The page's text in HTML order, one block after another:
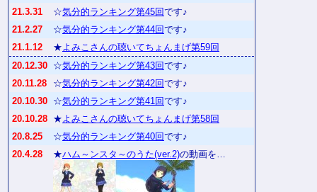
21.3.31
☆気分的ランキング第45回です♪
21.2.27
☆気分的ランキング第44回です♪
21.1.12
★よみこさんの聴いてちょんまげ第59回
20.12.30 ☆気分的ランキング第43回です♪
20.11.28
☆気分的ランキング第42回です♪
20.10.30 ☆気分的ランキング第41回です♪
20.10.28 ★よみこさんの聴いてちょんまげ第58回
20.8.25
☆気分的ランキング第40回です♪
20.4.28
★ハム～ンスタ～のうた(ver.2)の動画を…